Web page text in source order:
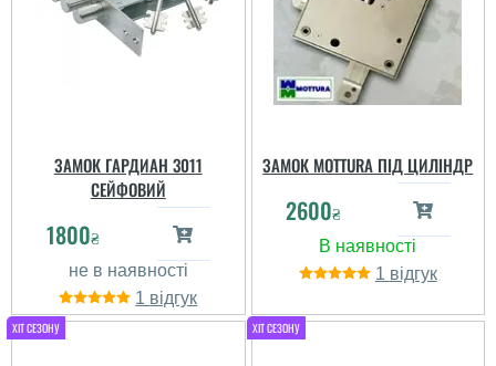
ЗАМОК ГАРДИАН 3011
СЕЙФОВИЙ
1800₴
1
ЗАМОК MOTTURA ПІД ЦИЛІНДР
2600₴
1